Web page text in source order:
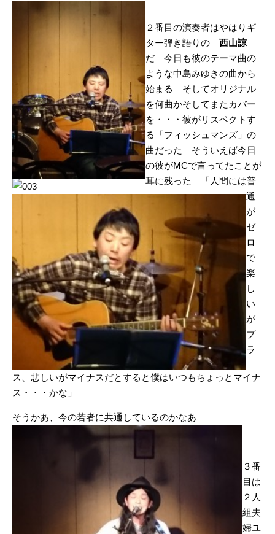
２番目の演奏者はやはりギ
ター弾き語りの 西山諒
だ 今日も彼のテーマ曲の
ような中島みゆきの曲から
始まる そしてオリジナル
を何曲かそしてまたカバー
を・・・彼がリスペクトす
る「フィッシュマンズ」の
曲だった そういえば今日
の彼がMCで言ってたことが
耳に残った 「人間には普
通
が
ゼ
ロ
で
楽
し
い
が
プ
ラ
ス、悲しいがマイナスだとすると僕はいつもちょっとマイナ
ス・・・かな」
そうかあ、今の若者に共通しているのかなあ
３番
目は
２人
組夫
婦ユ